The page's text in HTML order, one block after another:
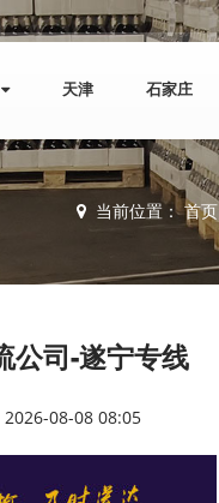
天津 石家庄
当前位置：首页
公司-遂宁专线
2026-08-08 08:05